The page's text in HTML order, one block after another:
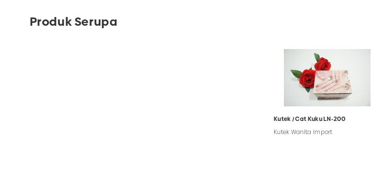
Produk Serupa
Kutek / Cat Kuku LN-200
Kutek Wanita Import